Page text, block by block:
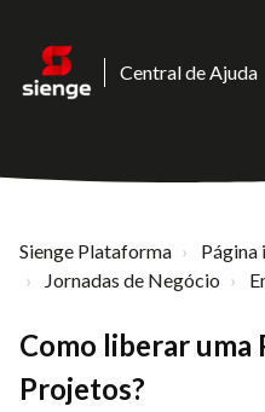
Central de Ajuda
Sienge Plataforma
Página
Jornadas de Negócio
Como liberar uma
Projetos?